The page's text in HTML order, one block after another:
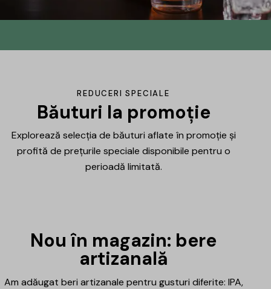
DrinksHub
mulțumire ți-am pregătit un mic cadou.
Află mai multe
REDUCERI SPECIALE
Băuturi la promoție
Explorează selecția de băuturi aflate în promoție și
profită de prețurile speciale disponibile pentru o
perioadă limitată.
Nou în magazin: bere
artizanală
Am adăugat beri artizanale pentru gusturi diferite: IPA,